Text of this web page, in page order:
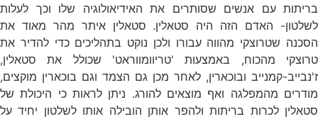
בריתות עם אנשים שסותרים את האידיאולוגיה שלו וכך לעלות
לשלטון- האדם הזה היה סטאלין. סטאלין איתר מהר מאוד את
הסכנה שטרוצקי מהווה עבורו ולכן נוקט בתהליכים כדי להדיר את
טרוצקי מהכוח, באמצעות 'טריוומווראט' שכולל את סטאלין,
ז'נבייב-קמנייב ובוכארין, לאחר מכן גם הצמד וגם בוכארין מוקצים,
מודרים מהמפלגה ואף מוצאים להורג. ניתן לראות כי היכולת של
סטאלין לכרות בריתות ולהפר אותן הובילה אותו לשלטון יחיד על